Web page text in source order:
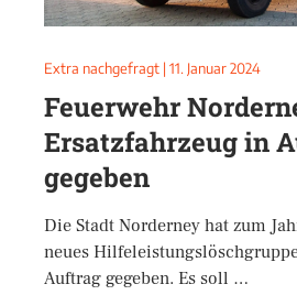
Extra nachgefragt | 11. Januar 2024
Feuerwehr
Ersatzfahrzeug in
gegeben
Die Stadt Norderney hat zum
neues
Auftrag gegeben. Es soll …